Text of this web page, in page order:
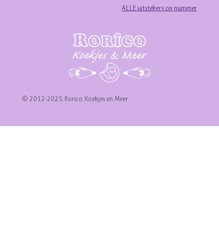
ALLE uitstekers op nummer
© 2012-2025 Rorico Koekjes en Meer